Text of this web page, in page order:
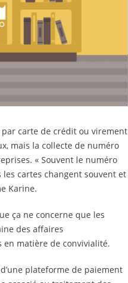
par carte de crédit ou virement
mais la collecte de numéro
« Souvent le numéro
cartes changent souvent et
Karine.
ça ne concerne que les
des affaires
en matière de convivialité.
plateforme de paiement